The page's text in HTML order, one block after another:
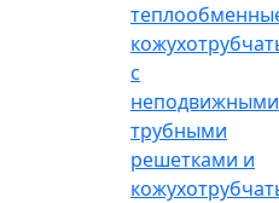
с
неподвижными
трубными
решетками и